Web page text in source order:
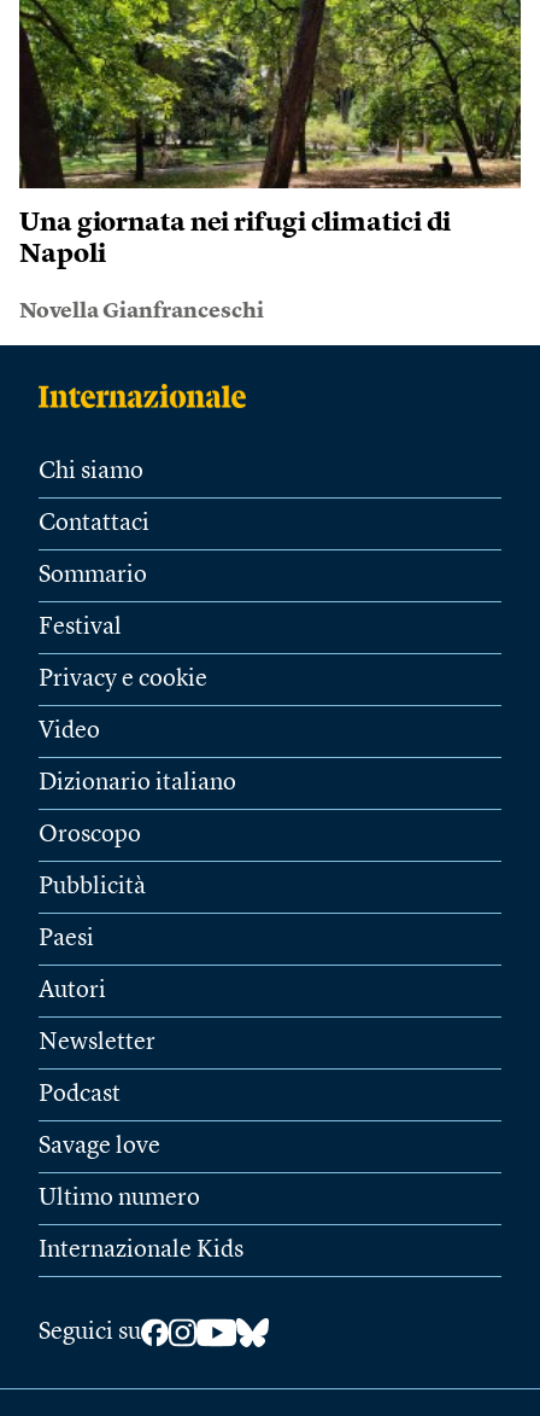
Una giornata nei rifugi climatici di
Napoli
Novella Gianfranceschi
Chi siamo
Contattaci
Sommario
Festival
Privacy e cookie
Video
Dizionario italiano
Oroscopo
Pubblicità
Paesi
Autori
Newsletter
Podcast
Savage love
Ultimo numero
Internazionale Kids
Seguici su